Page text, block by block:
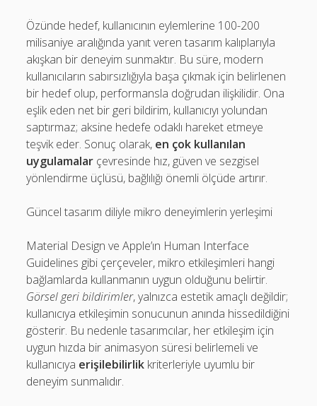
Özünde hedef, kullanıcının eylemlerine 100-200
milisaniye aralığında yanıt veren tasarım kalıplarıyla
akışkan bir deneyim sunmaktır. Bu süre, modern
kullanıcıların sabırsızlığıyla başa çıkmak için belirlenen
bir hedef olup, performansla doğrudan ilişkilidir. Ona
eşlik eden net bir geri bildirim, kullanıcıyı yolundan
saptırmaz; aksine hedefe odaklı hareket etmeye
teşvik eder. Sonuç olarak, en çok kullanılan
uygulamalar çevresinde hız, güven ve sezgisel
yönlendirme üçlüsü, bağlılığı önemli ölçüde artırır.
Güncel tasarım diliyle mikro deneyimlerin yerleşimi
Material Design ve Apple’ın Human Interface
Guidelines gibi çerçeveler, mikro etkileşimleri hangi
bağlamlarda kullanmanın uygun olduğunu belirtir.
Görsel geri bildirimler, yalnızca estetik amaçlı değildir;
kullanıcıya etkileşimin sonucunun anında hissedildiğini
gösterir. Bu nedenle tasarımcılar, her etkileşim için
uygun hızda bir animasyon süresi belirlemeli ve
kullanıcıya erişilebilirlik kriterleriyle uyumlu bir
deneyim sunmalıdır.